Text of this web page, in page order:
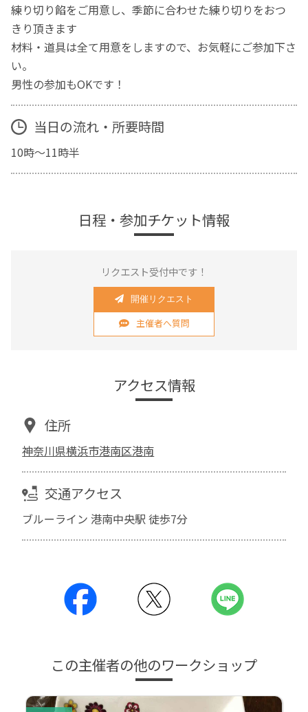
練り切り餡をご用意し、季節に合わせた練り切りをおつ
きり頂きます
材料・道具は全て用意をしますので、お気軽にご参加下さ
い。
男性の参加もOKです！
当日の流れ・所要時間
10時～11時半
日程・参加チケット情報
リクエスト受付中です！
開催リクエスト
主催者へ質問
アクセス情報
住所
神奈川県横浜市港南区港南
交通アクセス
ブルーライン 港南中央駅 徒歩7分
この主催者の他のワークショップ